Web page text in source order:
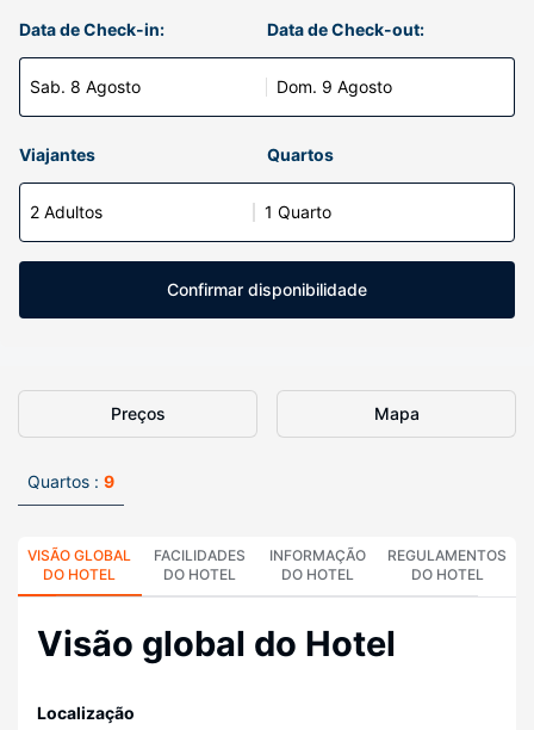
Data de Check-in:
Sab. 8 Agosto
Data de Check-out:
Dom. 9 Agosto
Viajantes Quartos
2 Adultos 1 Quarto
Confirmar disponibilidade
Preços Mapa
Quartos : 9
VISÃO GLOBAL
DO HOTEL
FACILIDADES
DO HOTEL
INFORMAÇÃO
DO HOTEL
REGULAMENTOS
DO HOTEL
Visão global do Hotel
Localização